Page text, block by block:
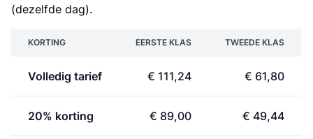
(dezelfde dag).
KORTING EERSTE KLAS TWEEDE KLAS
Volledig tarief € 111,24 € 61,80
20% korting € 89,00 € 49,44